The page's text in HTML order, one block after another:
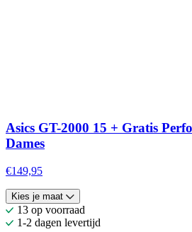
Asics GT-2000 15 + Gratis
Dames
€149,95
Kies je maat
13 op voorraad
1-2 dagen levertijd